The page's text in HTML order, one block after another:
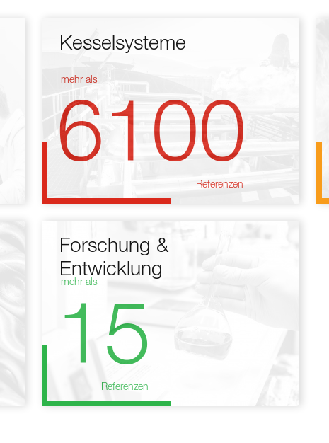
Kesselsysteme
mehr als
6100
Referenzen
Forschung &
Entwicklung
mehr als
15
Referenzen